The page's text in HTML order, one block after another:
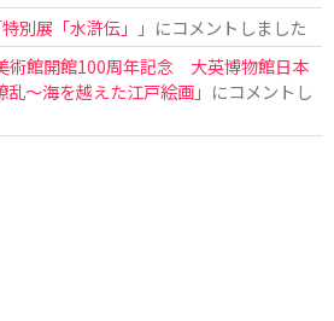
特別展「水滸伝」
」にコメントしました
術館開館100周年記念 大英博物館日本
～海を越えた江戸絵画」にコメントし